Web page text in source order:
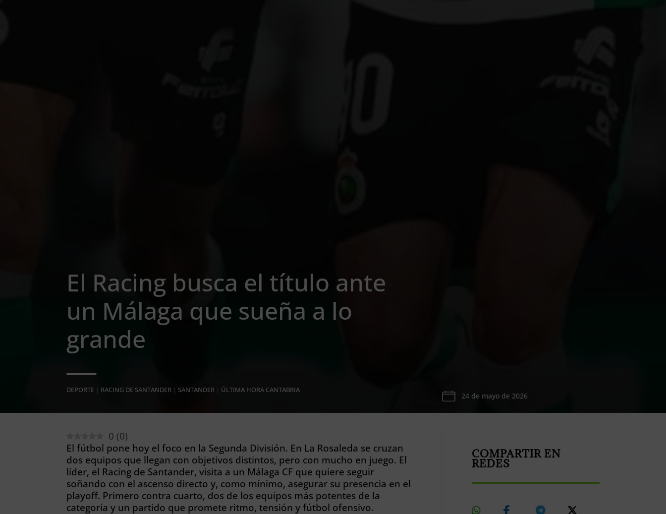
El Racing busca el título ante
un Málaga que sueña a lo
grande
DEPORTE | RACING DE SANTANDER | SANTANDER | ÚLTIMA HORA CANTABRIA
24 de mayo de 2026
0 (0)
El fútbol pone hoy el foco en la Segunda División. En La Rosaleda se cruzan
dos equipos que llegan con objetivos distintos, pero con mucho en juego. El
líder, el Racing de Santander, visita a un Málaga CF que quiere seguir
soñando con el ascenso directo y, como mínimo, asegurar su presencia en el
playoff. Primero contra cuarto, dos de los equipos más potentes de la
categoría y un partido que promete ritmo, tensión y fútbol ofensivo.
COMPARTIR EN
REDES